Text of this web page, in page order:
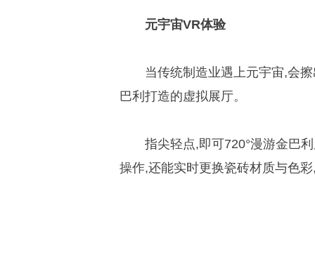
元宇宙VR体验
当传统制造业遇上元宇宙,会
巴利打造的虚拟展厅。
指尖轻点,即可720°漫游金巴
操作,还能实时更换瓷砖材质与色